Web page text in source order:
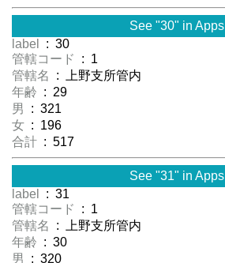
See "30" in Apps
label
: 30
管轄コード
: 1
管轄名
: 上野支所管内
年齢 : 29
男
: 321
女 : 196
合計 : 517
See "31" in Apps
label
: 31
管轄コード
: 1
管轄名
: 上野支所管内
年齢 : 30
男
: 320